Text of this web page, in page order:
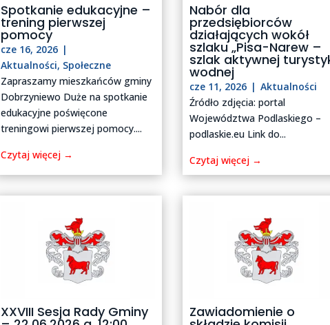
Spotkanie edukacyjne –
trening pierwszej
pomocy
cze 16, 2026 |
Aktualności, Społeczne
Zapraszamy mieszkańców gminy
Dobrzyniewo Duże na spotkanie
edukacyjne poświęcone
treningowi pierwszej pomocy....
Czytaj więcej →
Nabór dla
przedsiębiorców
działających wokół
szlaku „Pisa-Narew –
szlak aktywnej
wodnej
cze 11, 2026 | Aktualności
Źródło zdjęcia: portal
Województwa Podlaskiego –
podlaskie.eu Link do...
Czytaj więcej →
XXVIII Sesja Rady Gminy Zawiadomienie o